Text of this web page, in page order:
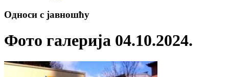
Односи с јавношћу
Фото галерија 04.10.2024.